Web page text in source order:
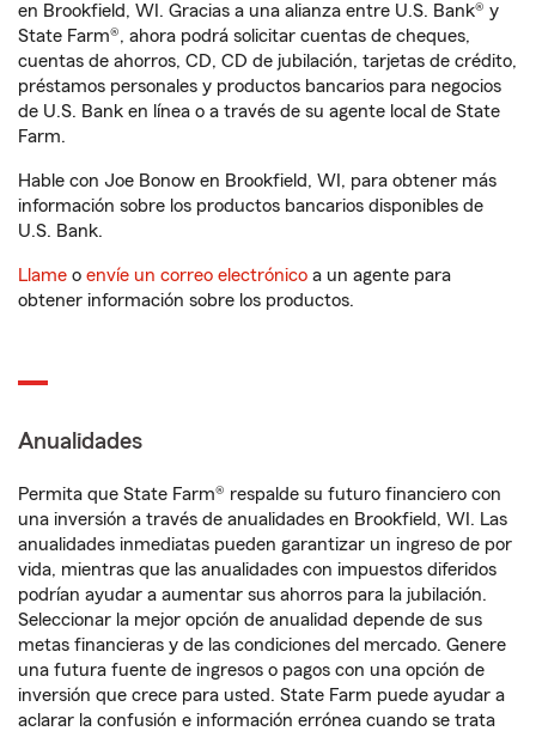
en Brookfield, WI. Gracias a una alianza entre U.S. Bank® y
State Farm®, ahora podrá solicitar cuentas de cheques,
cuentas de ahorros, CD, CD de jubilación, tarjetas de crédito,
préstamos personales y productos bancarios para negocios
de U.S. Bank en línea o a través de su agente local de State
Farm.
Hable con Joe Bonow en Brookfield, WI, para obtener más
información sobre los productos bancarios disponibles de
U.S. Bank.
Llame o envíe un correo electrónico a un agente para
obtener información sobre los productos.
Anualidades
Permita que State Farm® respalde su futuro financiero con
una inversión a través de anualidades en Brookfield, WI. Las
anualidades inmediatas pueden garantizar un ingreso de por
vida, mientras que las anualidades con impuestos diferidos
podrían ayudar a aumentar sus ahorros para la jubilación.
Seleccionar la mejor opción de anualidad depende de sus
metas financieras y de las condiciones del mercado. Genere
una futura fuente de ingresos o pagos con una opción de
inversión que crece para usted. State Farm puede ayudar a
aclarar la confusión e información errónea cuando se trata